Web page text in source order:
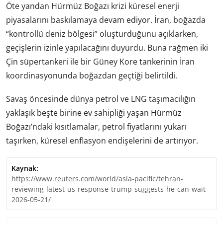
Öte yandan Hürmüz Boğazı krizi küresel enerji
piyasalarını baskılamaya devam ediyor. İran, boğazda
“kontrollü deniz bölgesi” oluşturduğunu açıklarken,
geçişlerin izinle yapılacağını duyurdu. Buna rağmen iki
Çin süpertankeri ile bir Güney Kore tankerinin İran
koordinasyonunda boğazdan geçtiği belirtildi.
Savaş öncesinde dünya petrol ve LNG taşımacılığın
yaklaşık beşte birine ev sahipliği yaşan Hürmüz
Boğazı’ndaki kısıtlamalar, petrol fiyatlarını yukarı
taşırken, küresel enflasyon endişelerini de artırıyor.
Kaynak:
https://www.reuters.com/world/asia-pacific/tehran-
reviewing-latest-us-response-trump-suggests-he-can-wait-
2026-05-21/